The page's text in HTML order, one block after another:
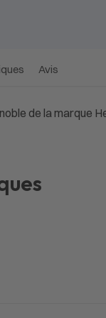
Avis
de la marque